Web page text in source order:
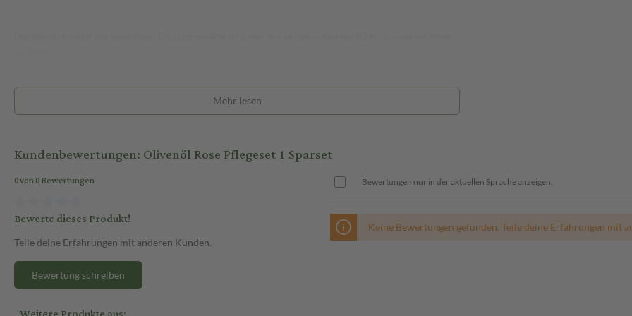
Mehr lesen
Kundenbewertungen: Olivenöl Rose Pflegeset 1 Sparset
0 von 0 Bewertungen
Bewerte dieses Produkt!
Teile deine Erfahrungen mit anderen Kunden.
Bewertung schreiben
Bewertungen nur in der aktuellen Sprache anzeigen.
Keine Bewertungen gefunden. Teile deine Erfahrungen mit